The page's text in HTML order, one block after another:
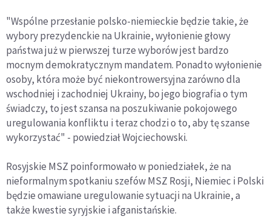
"Wspólne przesłanie polsko-niemieckie będzie takie, że
wybory prezydenckie na Ukrainie, wyłonienie głowy
państwa już w pierwszej turze wyborów jest bardzo
mocnym demokratycznym mandatem. Ponadto wyłonienie
osoby, która może być niekontrowersyjna zarówno dla
wschodniej i zachodniej Ukrainy, bo jego biografia o tym
świadczy, to jest szansa na poszukiwanie pokojowego
uregulowania konfliktu i teraz chodzi o to, aby tę szanse
wykorzystać" - powiedział Wojciechowski.
Rosyjskie MSZ poinformowało w poniedziałek, że na
nieformalnym spotkaniu szefów MSZ Rosji, Niemiec i Polski
będzie omawiane uregulowanie sytuacji na Ukrainie, a
także kwestie syryjskie i afganistańskie.